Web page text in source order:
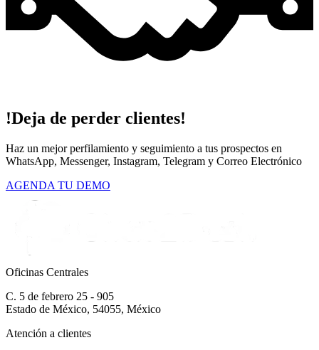
!Deja de perder clientes!
Haz un mejor perfilamiento y seguimiento a tus prospectos en
WhatsApp, Messenger, Instagram, Telegram y Correo Electrónico
AGENDA TU DEMO
Oficinas Centrales
C. 5 de febrero 25 - 905
Estado de México, 54055, México
Atención a clientes